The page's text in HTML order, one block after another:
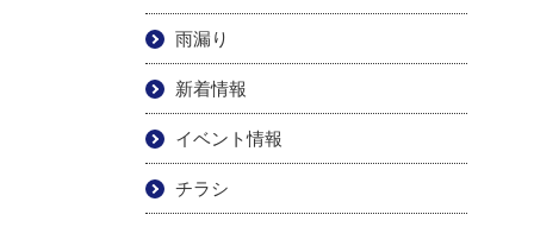
雨漏り
新着情報
イベント情報
チラシ